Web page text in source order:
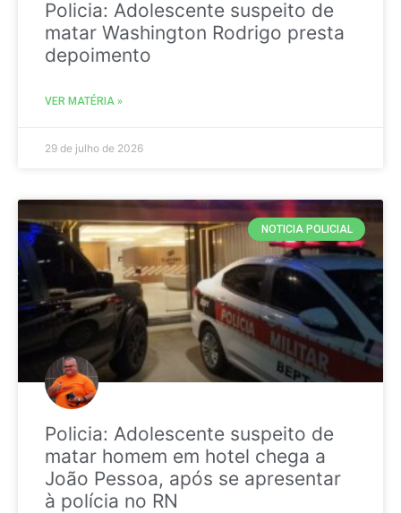
Policia: Adolescente suspeito de
matar Washington Rodrigo presta
depoimento
VER MATÉRIA »
29 de julho de 2026
NOTICIA POLICIAL
Policia: Adolescente suspeito de
matar homem em hotel chega a
João Pessoa, após se apresentar
à polícia no RN